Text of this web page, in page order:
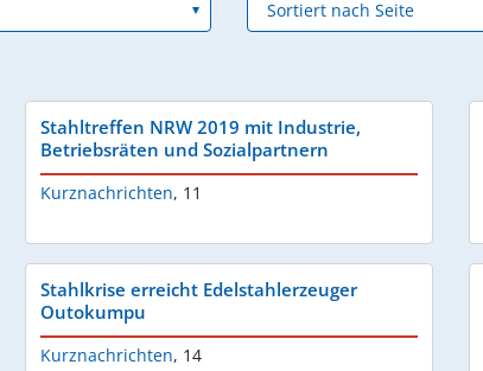
Stahltreffen NRW 2019 mit Industrie,
Betriebsräten und Sozialpartnern
Kurznachrichten, 11
Stahlkrise erreicht Edelstahlerzeuger
Outokumpu
Kurznachrichten, 14